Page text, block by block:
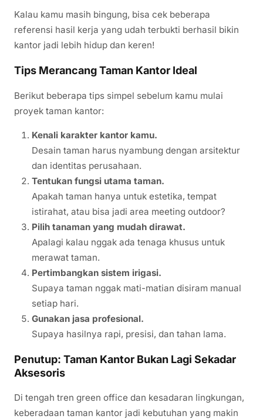
Kalau kamu masih bingung, bisa cek beberapa
referensi hasil kerja yang udah terbukti berhasil bikin
kantor jadi lebih hidup dan keren!
Tips Merancang Taman Kantor Ideal
Berikut beberapa tips simpel sebelum kamu mulai
proyek taman kantor:
Kenali karakter kantor kamu.
Desain taman harus nyambung dengan arsitektur
dan identitas perusahaan.
Tentukan fungsi utama taman.
Apakah taman hanya untuk estetika, tempat
istirahat, atau bisa jadi area meeting outdoor?
Pilih tanaman yang mudah dirawat.
Apalagi kalau nggak ada tenaga khusus untuk
merawat taman.
Pertimbangkan sistem irigasi.
Supaya taman nggak mati-matian disiram manual
setiap hari.
Gunakan jasa profesional.
Supaya hasilnya rapi, presisi, dan tahan lama.
Penutup: Taman Kantor Bukan Lagi Sekadar
Aksesoris
Di tengah tren green office dan kesadaran lingkungan,
keberadaan taman kantor jadi kebutuhan yang makin